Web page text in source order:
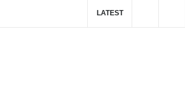
LATEST
Mennyi koffein